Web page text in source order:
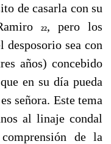
de casarla con su
22, pero los
desposorio sea con
años) concebido
en su día pueda
señora. Este tema
al linaje condal
de la